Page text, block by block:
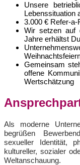
Unsere
Lebenssituation
3.000 € Refer-
Wir setzen auf
Jahre erhältst
Gemeinsam
offene
Wertschätzung
Als moderne
begrüßen
sexueller Identität,
kultureller, sozialer
Weltanschauung.